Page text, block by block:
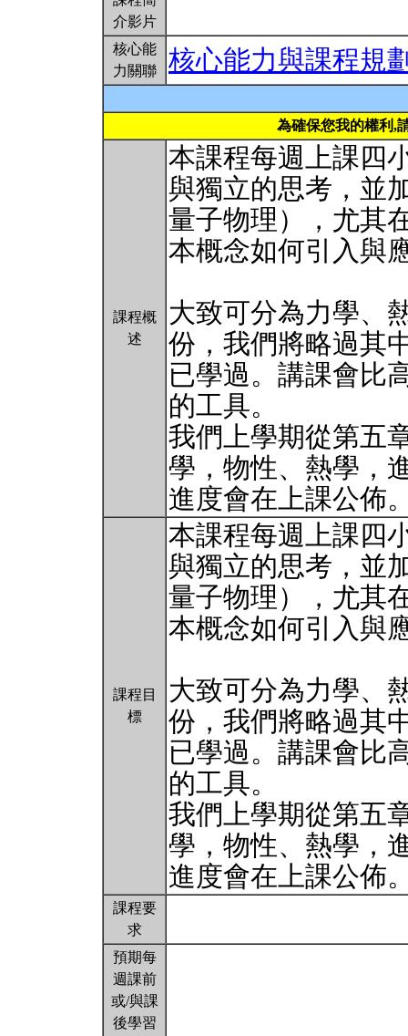
介影片
核心能
力關聯
核心能力與課程規
為確保您我的權利,
課程概
述
本課程每週上課四
與獨立的思考，並
量子物理），尤其
本概念如何引入與
大致可分為力學、
份，我們將略過其
已學過。講課會比
的工具。
我們上學期從第五
學，物性、熱學，
進度會在上課公佈
課程目
標
本課程每週上課四
與獨立的思考，並
量子物理），尤其
本概念如何引入與
大致可分為力學、
份，我們將略過其
已學過。講課會比
的工具。
我們上學期從第五
學，物性、熱學，
進度會在上課公佈
課程要
求
預期每
週課前
或/與課
後學習